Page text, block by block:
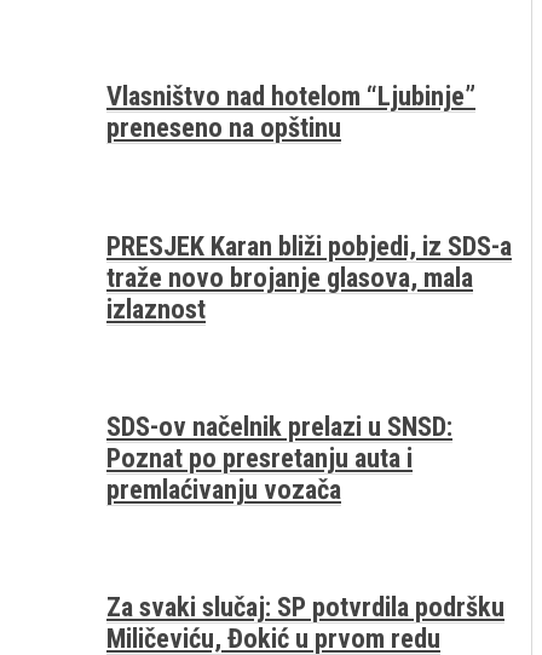
Vlasništvo nad hotelom “Ljubinje”
preneseno na opštinu
PRESJEK Karan bliži pobjedi, iz SDS-a
traže novo brojanje glasova, mala
izlaznost
SDS-ov načelnik prelazi u SNSD:
Poznat po presretanju auta i
premlaćivanju vozača
Za svaki slučaj: SP potvrdila podršku
Miličeviću, Đokić u prvom redu